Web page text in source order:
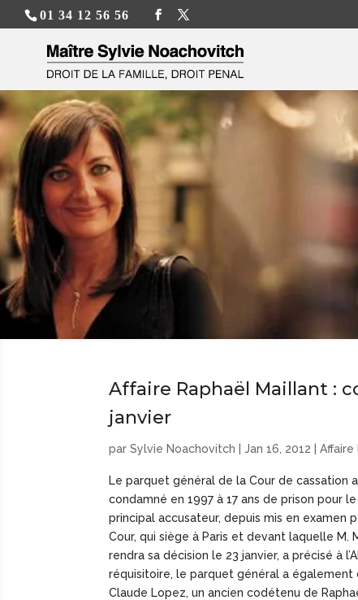
01 34 12 56 56
Affaire Raphaël Maillant :
janvier
parSylvie Noachovitch |Jan 16, 2012 |Affaire
Le parquet général de la Cour de cassation
condamné en 1997 à 17 ans de prison pour
principal accusateur, depuis mis en examen
Cour, qui siège à Paris et devant laquelle
rendra sa décision le 23 janvier, a précisé à
réquisitoire, le parquet général a
Claude Lopez, un ancien codétenu de